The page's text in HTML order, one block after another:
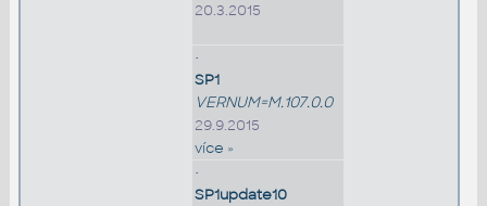
20.3.2015
•
SP1
VERNUM=M.107.0.0
29.9.2015
více »
•
SP1update10